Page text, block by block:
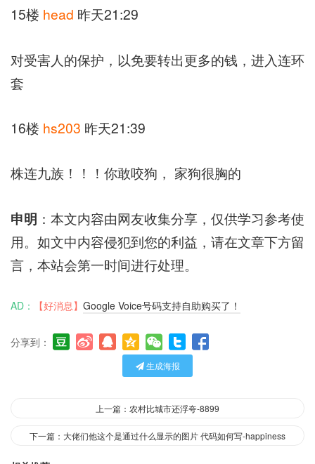
15楼 head 昨天21:29
对受害人的保护，以免要转出更多的钱，进入连环
套
16楼 hs203 昨天21:39
株连九族！！！你敢咬狗， 家狗很胸的
申明 ：本文内容由网友收集分享，仅供学习参考使
用。如文中内容侵犯到您的利益，请在文章下方留
言，本站会第一时间进行处理。
AD： 【好消息】 Google Voice号码支持自助购买了！
分享到：
生成海报
上一篇：农村比城市还浮夸-8899
下一篇：大佬们他这个是通过什么显示的图片 代码如何写-happiness